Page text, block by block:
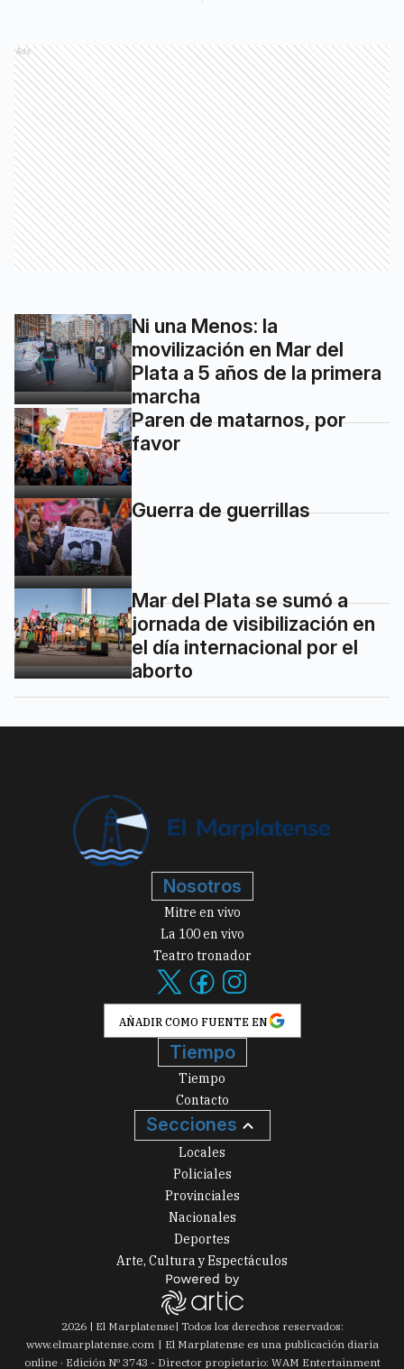
Ads
Ni una Menos: la
movilización en Mar del
Plata a 5 años de la primera
marcha
Paren de matarnos, por
favor
Guerra de guerrillas
Mar del Plata se sumó a
jornada de visibilización en
el día internacional por el
aborto
Nosotros
Mitre en vivo
La 100 en vivo
Teatro tronador
AÑADIR COMO FUENTE EN
Tiempo
Tiempo
Contacto
Secciones
Locales
Policiales
Provinciales
Nacionales
Deportes
Arte, Cultura y Espectáculos
2026| El Marplatense| Todos los derechos reservados:
www.elmarplatense.com
El Marplatense es una publicación diaria
online · Edición Nº 3743 - Director propietario: WAM Entertainment